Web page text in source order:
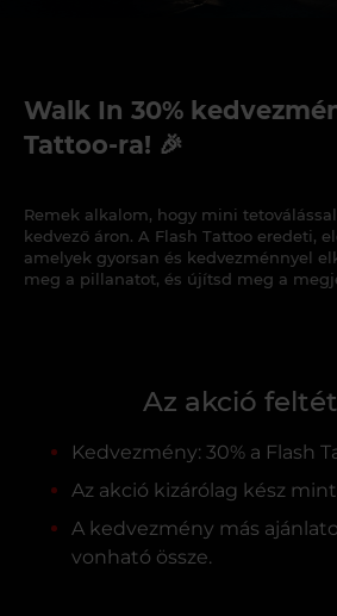
Walk In 30%
Tattoo-ra! 🎉
Remek alkalom, hogy mini
kedvező áron. A Flash Tattoo eredeti,
amelyek gyorsan és kedvezménnyel
meg a pillanatot, és újítsd meg a
Az akció
Kedvezmény: 30% a Flash
Az akció kizárólag kész
A kedvezmény más
vonható össze.